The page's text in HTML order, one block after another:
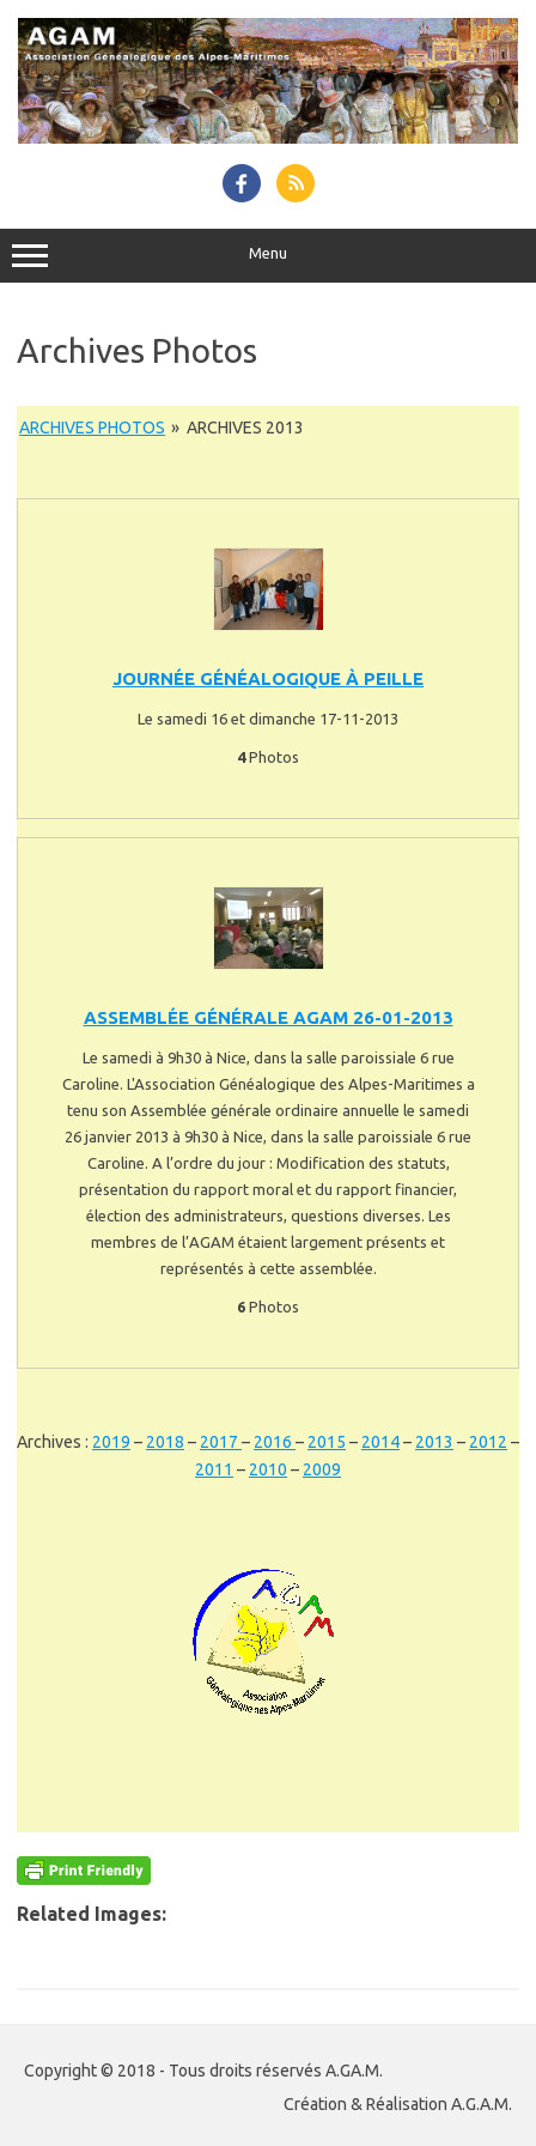
content
Menu
Archives Photos
ARCHIVES PHOTOS » ARCHIVES 2013
JOURNÉE GÉNÉALOGIQUE À PEILLE
Le samedi 16 et dimanche 17-11-2013
4Photos
ASSEMBLÉE GÉNÉRALE AGAM 26-01-2013
Le samedi à 9h30 à Nice, dans la salle paroissiale 6 rue
Caroline. L'Association Généalogique des Alpes-Maritimes a
tenu son Assemblée générale ordinaire annuelle le samedi
26 janvier 2013 à 9h30 à Nice, dans la salle paroissiale 6 rue
Caroline. A l’ordre du jour : Modification des statuts,
présentation du rapport moral et du rapport financier,
élection des administrateurs, questions diverses. Les
membres de l’AGAM étaient largement présents et
représentés à cette assemblée.
6 Photos
Archives : 2019 – 2018 – 2017 – 2016 – 2015 – 2014– 2013 – 2012 –
2011 – 2010 – 2009
Related Images:
Copyright © 2018 - Tous droits réservés A.GA.M.
Création & Réalisation A.G.A.M.